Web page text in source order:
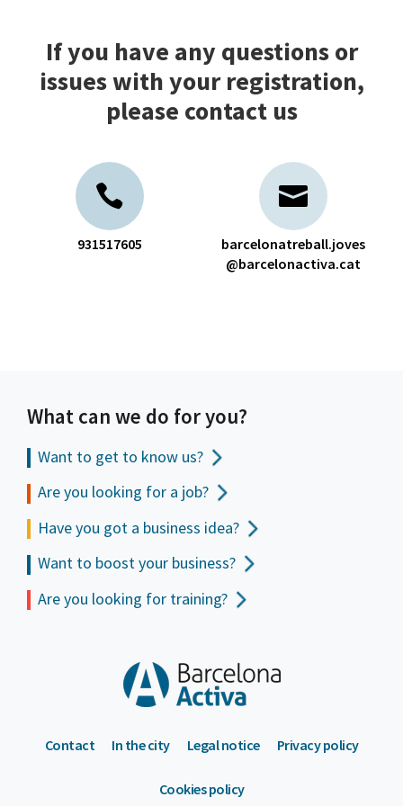
If you have any questions or
issues with your registration,
please contact us
931517605
barcelonatreball.joves
@barcelonactiva.cat
What can we do for you?
Want to get to know us?
Are you looking for a job?
Have you got a business idea?
Want to boost your business?
Are you looking for training?
Contact In the city Legal notice Privacy policy
Cookies policy